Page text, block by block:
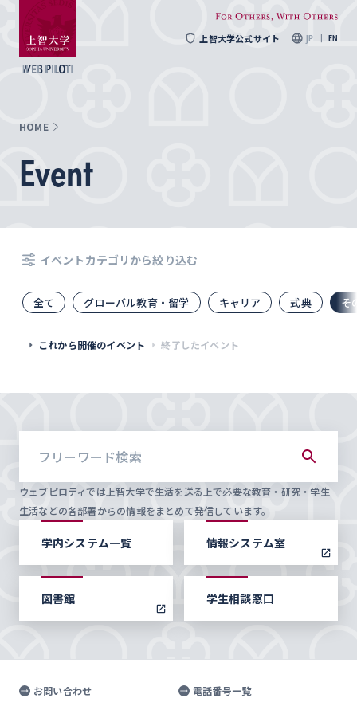
上智大学公式サイト JP EN
HOME
Event
イベントカテゴリから絞り込む
全て グローバル教育・留学 キャリア 式典 そ
これから開催のイベント 終了したイベント
ウェブピロティでは上智大学で生活を送る上で必要な教育・研究・学生
生活などの各部署からの情報をまとめて発信しています。
学内システム一覧 情報システム室
図書館 学生相談窓口
お問い合わせ 電話番号一覧